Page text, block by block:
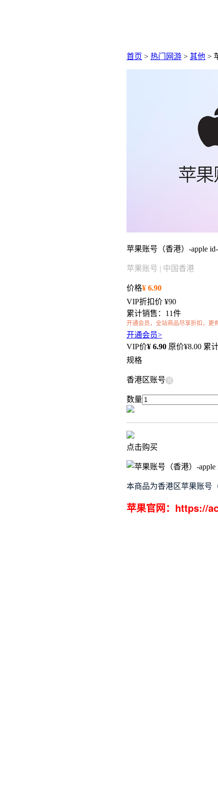
首页 > 热门网游 > 其他 >
苹果账号（香港）-apple id-
苹果账号 | 中国香港
价格¥ 6.90
VIP折扣价 ¥90
累计销售：11件
开通会员，全站商品尽享折扣，更
开通会员>
VIP价¥ 6.90 原价¥8.00 累
规格
香港区账号 货
数量
点击购买
本商品为香港区苹果账号
苹果官网：https://